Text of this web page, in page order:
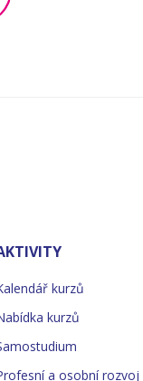
kurzů
kurzů
a osobní rozvoj